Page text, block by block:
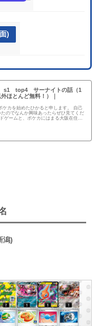
)
s1 top4 サーナイトの話（1
ほとんど無料！）｜
ケカを始めたひかると申します。 自己
のでなんか興味あったらぜひ見てくだ
ゲームと、ポケカにはまる大阪在住の
潟)